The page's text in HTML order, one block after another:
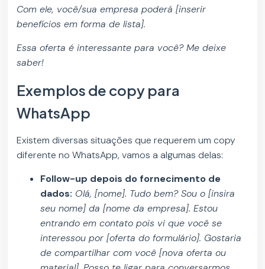
Com ele, você/sua empresa poderá [inserir
benefícios em forma de lista].
Essa oferta é interessante para você? Me deixe
saber!
Exemplos de copy para
WhatsApp
Existem diversas situações que requerem um copy
diferente no WhatsApp, vamos a algumas delas:
Follow-up depois do fornecimento de
dados: Olá, [nome]. Tudo bem? Sou o [insira
seu nome] da [nome da empresa]. Estou
entrando em contato pois vi que você se
interessou por [oferta do formulário]. Gostaria
de compartilhar com você [nova oferta ou